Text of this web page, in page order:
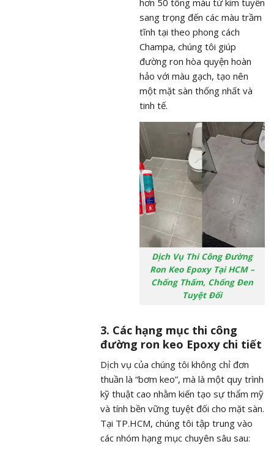
sang trọng đến các màu trầm
tĩnh tại theo phong cách
Champa, chúng tôi giúp
đường ron hòa quyện hoàn
hảo với màu gạch, tạo nên
một mặt sàn thống nhất và
tinh tế.
Dịch Vụ Thi Công Đường
Ron Keo Epoxy Tại HCM –
Chống Thấm, Chống Đen
Tuyệt Đối
3. Các hạng mục thi công
đường ron keo Epoxy chi tiết
Dịch vụ của chúng tôi không chỉ đơn
thuần là “bơm keo”, mà là một quy trình
kỹ thuật cao nhằm kiến tạo sự thẩm mỹ
và tính bền vững tuyệt đối cho mặt sàn.
Tại TP.HCM, chúng tôi tập trung vào
các nhóm hạng mục chuyên sâu sau: